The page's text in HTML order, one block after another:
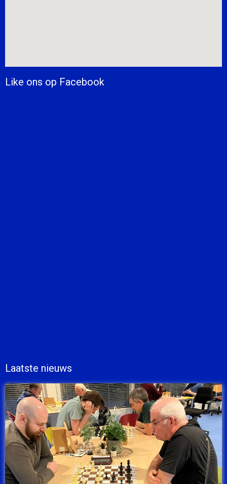
Like ons op Facebook
Laatste nieuws